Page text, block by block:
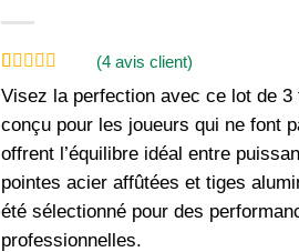
Noté
4.75
sur 5 basé
sur
4
notations
client
(4avis client)
Visez la perfection avec ce lot de
conçu pour les joueurs qui ne font
offrent l’équilibre idéal entre
pointes acier affûtées et tiges
été sélectionné pour des
professionnelles.